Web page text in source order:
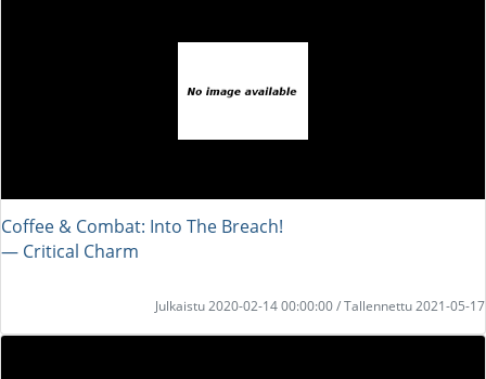
Coffee & Combat: Into The Breach!
― Critical Charm
Julkaistu 2020-02-14 00:00:00 / Tallennettu 2021-05-17